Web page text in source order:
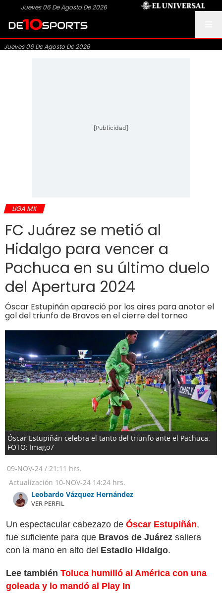
Jueves 06 De Agosto De 2026
Jueves 06 De Agosto De 2026
[Publicidad]
LIGA MX
FC Juárez se metió al
Hidalgo para vencer a
Pachuca en su último duelo
del Apertura 2024
Óscar Estupiñán apareció por los aires para anotar el
gol del triunfo de Bravos en el cierre del torneo
Óscar Estupiñán celebra el tanto del triunfo ante el Pachuca.
FOTO: Imago7
09-NOV-24 / 21:11 hrs.
Actualización 10-NOV-24 14:24 hrs.
Leobardo Vázquez Hernández
VER PERFIL
Un espectacular cabezazo de Óscar Estupiñán,
fue suficiente para que Bravos de Juárez saliera
con la mano en alto del Estadio Hidalgo.
Lee también Toluca humilló al América con una
goleada y lo mandó al Play In